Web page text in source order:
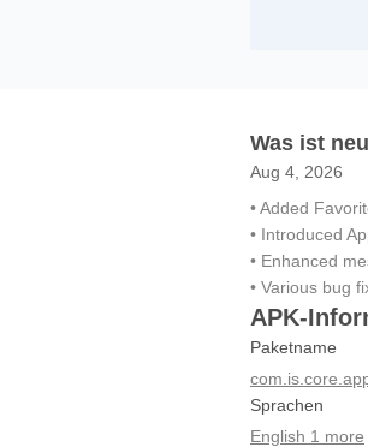
Was ist
Aug 4, 2026
• Added
• Introduced
• Enhanced
• Various bug
APK-
Paketname
Sprachen
English 1 more